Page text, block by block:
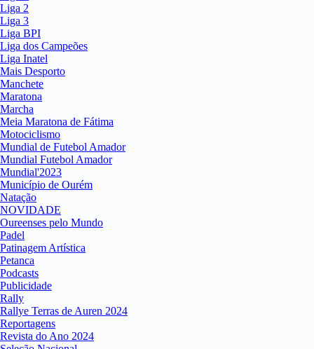
Liga 2
Liga 3
Liga BPI
Liga dos Campeões
Liga Inatel
Mais Desporto
Manchete
Maratona
Marcha
Meia Maratona de Fátima
Motociclismo
Mundial de Futebol Amador
Mundial Futebol Amador
Mundial'2023
Município de Ourém
Natação
NOVIDADE
Oureenses pelo Mundo
Padel
Patinagem Artística
Petanca
Podcasts
Publicidade
Rally
Rallye Terras de Auren 2024
Reportagens
Revista do Ano 2024